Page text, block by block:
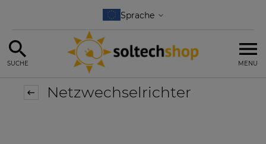
MENU
SUCHE
Netzwechselrichter